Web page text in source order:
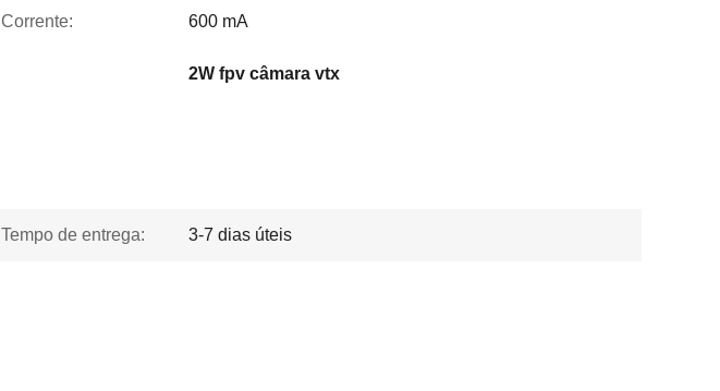
Corrente: 600 mA
2W fpv câmara vtx
Tempo de entrega: 3-7 dias úteis